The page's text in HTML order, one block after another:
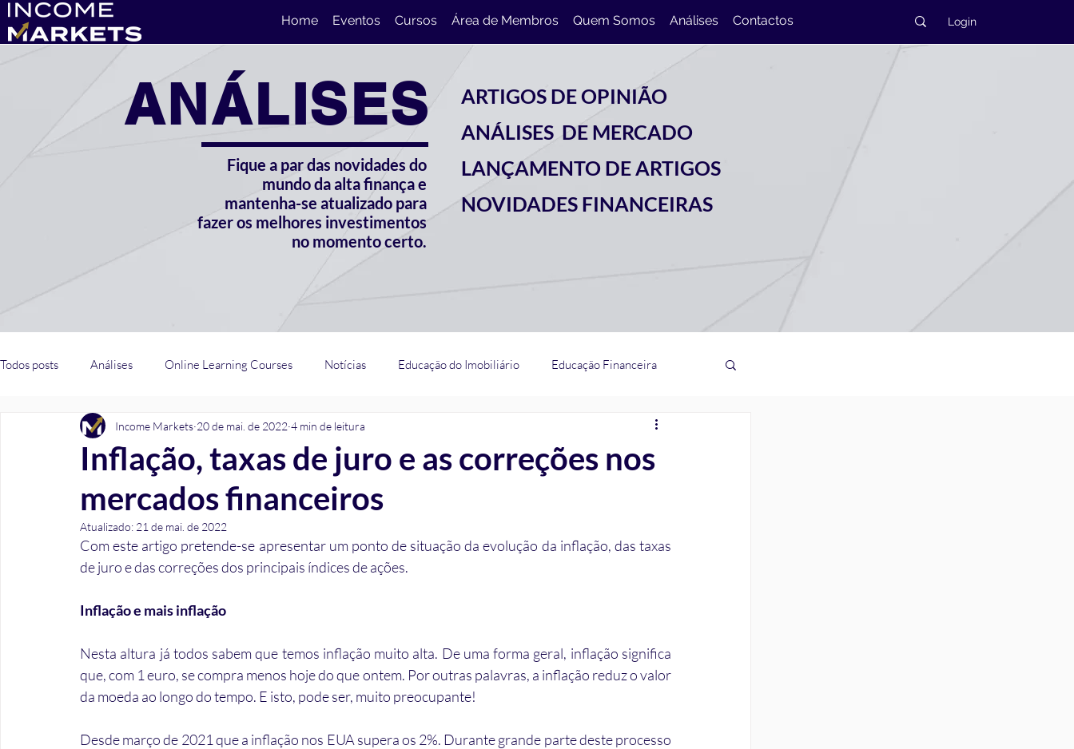
Login
Home Eventos Cursos Área de Membros Quem Somos Análises Contactos
ANÁLISES
Fique a par das novidades do
mundo da alta finança e
mantenha-se atualizado para
fazer os melhores investimentos
no momento certo.
ARTIGOS DE OPINIÃO
ANÁLISES DE MERCADO
LANÇAMENTO DE ARTIGOS
NOVIDADES FINANCEIRAS
Todos posts Análises Online Learning Courses Notícias Educação do Imobiliário Educação Financeira
Fiscalidade Crédito
Inflação, taxas de juro e as correções nos
mercados financeiros
Income Markets 20 de mai. de 2022 4 min de leitura
Atualizado: 21 de mai. de 2022
Com este artigo pretende-se apresentar um ponto de situação da evolução da inflação, das taxas
de juro e das correções dos principais índices de ações.
Inflação e mais inflação
Nesta altura já todos sabem que temos inflação muito alta. De uma forma geral, inflação significa
que, com 1 euro, se compra menos hoje do que ontem. Por outras palavras, a inflação reduz o valor
da moeda ao longo do tempo. E isto, pode ser, muito preocupante!
Desde março de 2021 que a inflação nos EUA supera os 2%. Durante grande parte deste processo